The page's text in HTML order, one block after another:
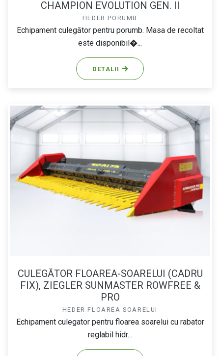
CHAMPION EVOLUTION GEN. II
HEDER PORUMB
Echipament culegător pentru porumb. Masa de recoltat
este disponibil�...
DETALII
CULEGĂTOR FLOAREA-SOARELUI (CADRU
FIX), ZIEGLER SUNMASTER ROWFREE &
PRO
HEDER FLOAREA SOARELUI
Echipament culegator pentru floarea soarelui cu rabator
reglabil hidr...